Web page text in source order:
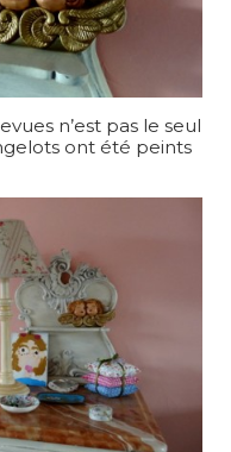
n’est pas le seul
ont été peints